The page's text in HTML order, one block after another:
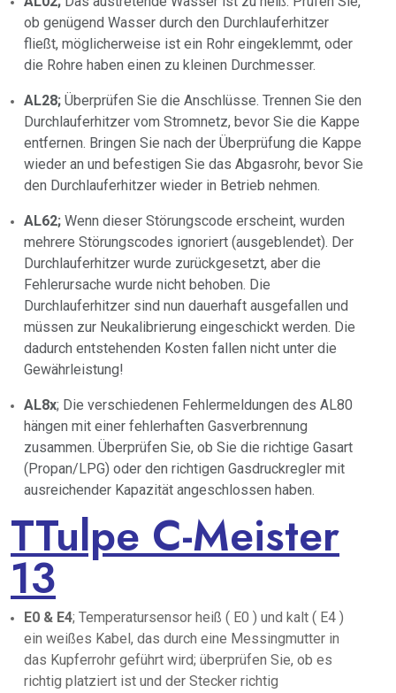
ob genügend Wasser durch den Durchlauferhitzer
fließt, möglicherweise ist ein Rohr eingeklemmt, oder
die Rohre haben einen zu kleinen Durchmesser.
AL28; Überprüfen Sie die Anschlüsse. Trennen Sie den
Durchlauferhitzer vom Stromnetz, bevor Sie die Kappe
entfernen. Bringen Sie nach der Überprüfung die Kappe
wieder an und befestigen Sie das Abgasrohr, bevor Sie
den Durchlauferhitzer wieder in Betrieb nehmen.
AL62; Wenn dieser Störungscode erscheint, wurden
mehrere Störungscodes ignoriert (ausgeblendet). Der
Durchlauferhitzer wurde zurückgesetzt, aber die
Fehlerursache wurde nicht behoben. Die
Durchlauferhitzer sind nun dauerhaft ausgefallen und
müssen zur Neukalibrierung eingeschickt werden. Die
dadurch entstehenden Kosten fallen nicht unter die
Gewährleistung!
AL8x; Die verschiedenen Fehlermeldungen des AL80
hängen mit einer fehlerhaften Gasverbrennung
zusammen. Überprüfen Sie, ob Sie die richtige Gasart
(Propan/LPG) oder den richtigen Gasdruckregler mit
ausreichender Kapazität angeschlossen haben.
TTulpe C-Meister
13
E0 & E4; Temperatursensor heiß ( E0 ) und kalt ( E4 )
ein weißes Kabel, das durch eine Messingmutter in
das Kupferrohr geführt wird; überprüfen Sie, ob es
richtig platziert ist und der Stecker richtig